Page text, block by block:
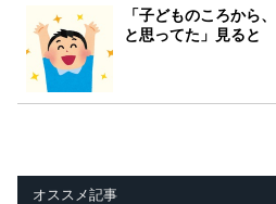
「子どものころから
と思ってた」見ると
オススメ記事